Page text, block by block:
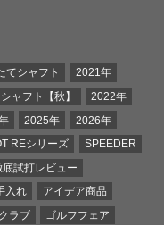
てシャフト
2021年
ャフト【秋】
2022年
2025年
2026年
REシリーズ
SPEEDER
試打レビュー
入れ
アイデア商品
ラブ
ゴルフフェア